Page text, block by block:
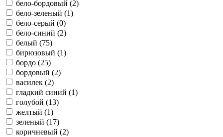
бело-бордовый (2)
бело-зеленый (1)
бело-серый (0)
бело-синий (2)
белый (75)
бирюзовый (1)
бордо (25)
бордовый (2)
василек (2)
гладкий синий (1)
голубой (13)
желтый (1)
зеленый (17)
коричневый (2)